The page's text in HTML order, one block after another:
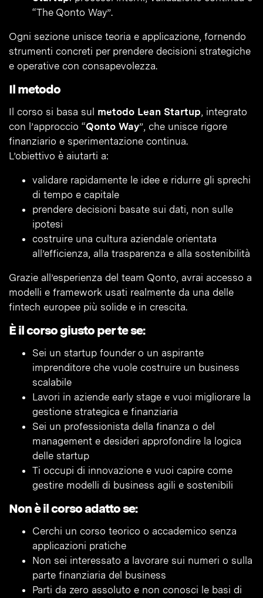
“The Qonto Way”.
Ogni sezione unisce teoria e applicazione, fornendo
strumenti concreti per prendere decisioni strategiche
e operative con consapevolezza.
Il metodo
Il corso si basa sul metodo Lean Startup, integrato
con l’approccio “Qonto Way”, che unisce rigore
finanziario e sperimentazione continua.
L’obiettivo è aiutarti a:
validare rapidamente le idee e ridurre gli sprechi
di tempo e capitale
prendere decisioni basate sui dati, non sulle
ipotesi
costruire una cultura aziendale orientata
all’efficienza, alla trasparenza e alla sostenibilità
Grazie all’esperienza del team Qonto, avrai accesso a
modelli e framework usati realmente da una delle
fintech europee più solide e in crescita.
È il corso giusto per te se:
Sei un startup founder o un aspirante
imprenditore che vuole costruire un business
scalabile
Lavori in aziende early stage e vuoi migliorare la
gestione strategica e finanziaria
Sei un professionista della finanza o del
management e desideri approfondire la logica
delle startup
Ti occupi di innovazione e vuoi capire come
gestire modelli di business agili e sostenibili
Non è il corso adatto se:
Cerchi un corso teorico o accademico senza
applicazioni pratiche
Non sei interessato a lavorare sui numeri o sulla
parte finanziaria del business
Parti da zero assoluto e non conosci le basi di